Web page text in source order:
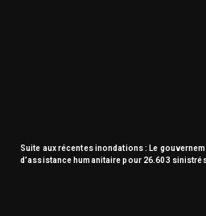
Suite aux récentes inondations : Le
d’assistance humanitaire pour 26.603